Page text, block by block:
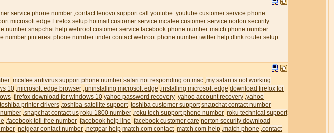
service phone number contact lenovo support call youtube youtube customer service phone
microsoft edge Firefox setup hotmail customer service mcafee customer service norton security
number snapchat help webroot customer service facebook phone number match phone number
number pinterest phone number tinder contact webroot phone number twitter help dlink router setup
mcafee antivirus support phone number safari not responding on mac my safari is not working
10 microsoft edge browser uninstalling microsoft edge installing microsoft edge download firefox for
firefox download for windows 10 yahoo password recovery yahoo account recovery yahoo
toshiba printer drivers toshiba satellite support toshiba customer support snapchat contact number
snapchat contact us roku 1800 number roku tech support phone number roku technical support
facebook toll free number facebook help line facebook customer care norton security download
netgear contact number netgear help match.com contact match.com help match phone contact